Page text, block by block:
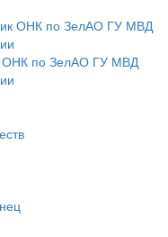
ОНК по ЗелАО ГУ МВД